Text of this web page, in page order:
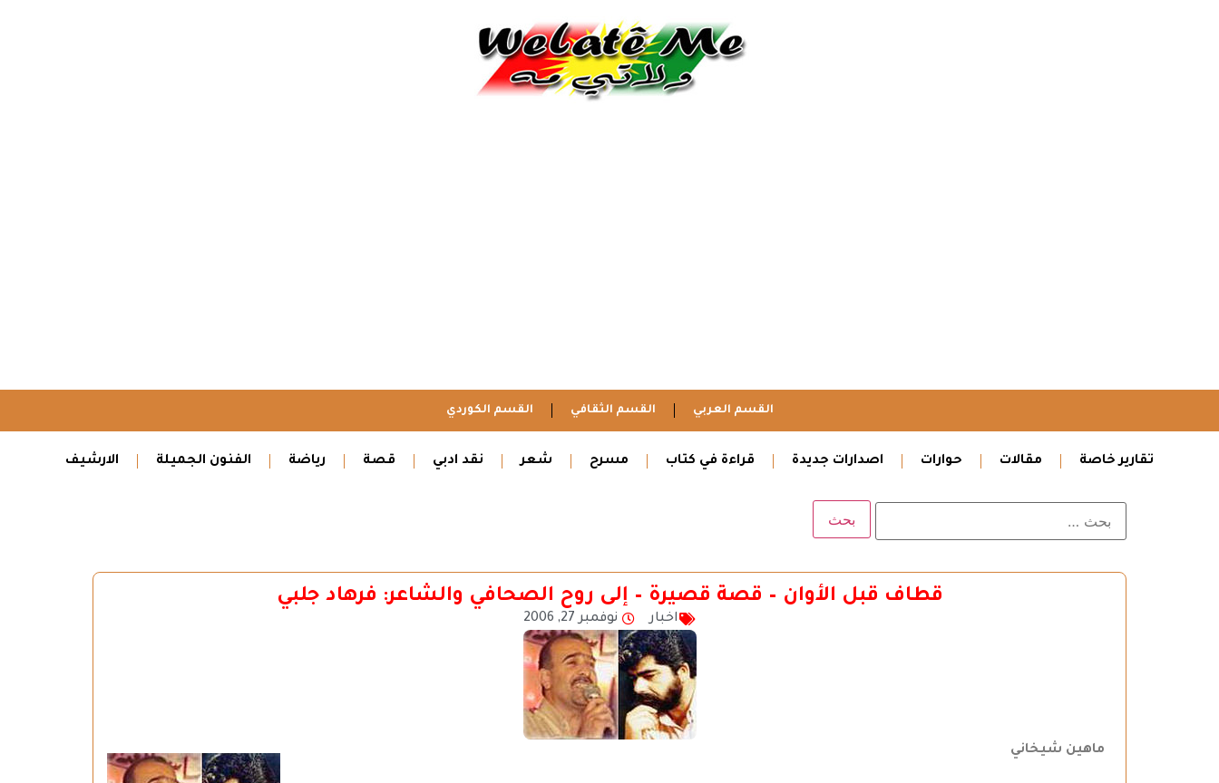
القسم العربي القسم الثقافي القسم الكوردي
تقارير خاصة مقالات حوارات اصدارات جديدة قراءة في كتاب مسرح شعر نقد ادبي قصة رياضة الفنون الجميلة الارشيف
قطاف قبل الأوان – قصة قصيرة – إلى روح الصحافي والشاعر: فرهاد جلبي
اخبار نوفمبر 27, 2006
ماهين شيخاني